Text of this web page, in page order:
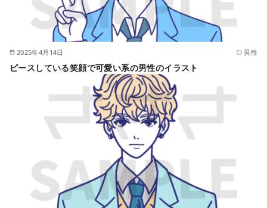
2025年4月14日 男性
ピースしている笑顔で可愛い系の男性のイラスト